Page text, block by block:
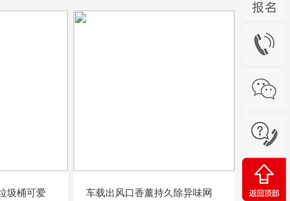
圾桶可爱 车载出风口香薰持久除异味网